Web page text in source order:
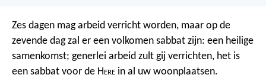
Zes dagen mag arbeid verricht worden, maar op de
zevende dag zal er een volkomen sabbat zijn: een heilige
samenkomst; generlei arbeid zult gij verrichten, het is
een sabbat voor de Here in al uw woonplaatsen.